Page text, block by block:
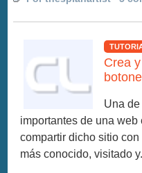
Crea
Una
importantes de una
compartir dicho sitio
más conocido, visitado